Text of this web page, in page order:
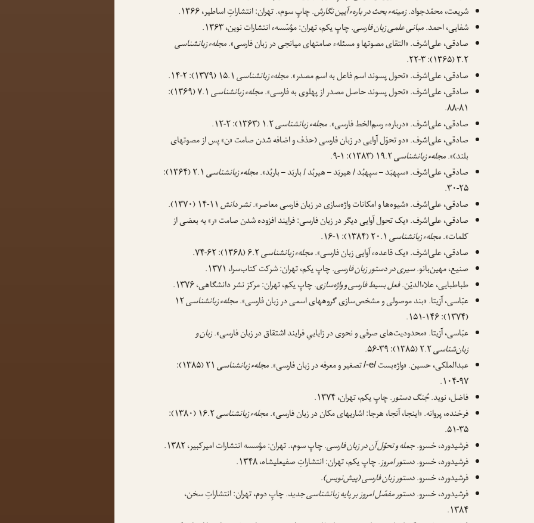
شریعت، محمّدجواد.زمینهء بحث در بارهء آیین نگارش. چاپِ سوم،. تهران: انتشاراتِ اساطیر، ۱۳۶۶.
شفایی، احمد.مبانی علمی زبان فارسی. چاپِ یکم، تهران: مؤسّسهء انتشارات نوین، ۱۳۶۳.
صادقی، علی‌اشرف. «التقای مصوتها و مسئلهء صامتهای میانجی در زبان فارسی».مجلهء زبانشناسی
۳.۲ (۱۳۶۵): ۳-۲۲.
صادقی، علی‌اشرف. «تحول پسوند اسم فاعل به اسم مصدر».مجلهء زبانشناسی
صادقی، علی‌اشرف. «تحول پسوند حاصل مصدر از پهلوی به فارسی».مجلهء زبانشناسی
۷.۱ (۱۳۶۹):
۸۱-۸۸.
صادقی، علی‌اشرف. «دربارهء رسم‌الخط فارسی».مجلهء زبانشناسی۱.۲ (۱۳۶۳): ۲-۱۲.
صادقی، علی‌اشرف. «دو تحوّل آوایی در زبان فارسی (حذف و اضافه شدن صامت «ن» پس از مصوتهای
بلند)».مجلهء زبانشناسی۱۹.۲ (۱۳۸۳): ۱-۹.
صادقی، علی‌اشرف. «سپهبَد – سپهبُد / هیربَد – هیربُد / باربَد – باربُد».مجلهء زبانشناسی
۲.۱ (۱۳۶۴):
۲۵-۳۰.
صادقی، علی‌اشرف. «شیوه‌ها و امکانات واژه‌سازی در زبان فارسی معاصر».نشر دانش
صادقی، علی‌اشرف. «یک تحول آوایی دیگر در زبان فارسی: فرایند افزوده شدن صامت «ر» به بعضی از
کلمات».مجلهء زبانشناسی
صادقی، علی‌اشرف. «یک قاعدهء آوایی زبان فارسی».مجلهء زبانشناسی۶.۲ (۱۳۶۸): ۶۲-۷۴.
صنیع، مهین‌بانو.سیری در دستور زبان فارسی. چاپِ یکم، تهران: شرکت کتاب‌سرا، ۱۳۷۱.
طباطبایی، علاءالدیّن.فعل بسیط فارسی و واژه‌سازی. چاپِ یکم، تهران: مرکز نشر دانشگاهی، ۱۳۷۶.
عبّاسی، آزیتا. «بند موصولی و مشخص‌سازی گروههای اسمی در زبان فارسی».مجلهء زبانشناسی۱۲
(۱۳۷۴): ۱۴۶-۱۵۱.
عبّاسی، آزیتا. «محدودیت‌های صرفی و نحوی در زایاییِ فرایند اشتقاق در زبان فارسی».زبان و
زبان‌شناسی۲.۲ (۱۳۸۵): ۳۹-۵۶.
عبدالملکی، حسین. «واژه‌بست/-e/تصغیر و معرفه در زبان فارسی».مجلهء زبانشناسی
۲۱ (۱۳۸۵):
۹۷-۱۰۴.
فاضل، نوید.جُنگ دستور. چاپِ یکم، تهران، ۱۳۷۴.
فرخنده، پروانه. «اینجا، آنجا، هرجا: اشاریهای مکان در زبان فارسی».مجلهء زبانشناسی
۱۶.۲ (۱۳۸۰):
۳۵-۵۱.
فرشیدورد، خسرو.جمله و تحوّل آن در زبان فارسی. چاپِ سوم،. تهران: مؤسسه انتشارات امیرکبیر، ۱۳۸۲.
فرشیدورد، خسرو.دستور امروز. چاپِ یکم، تهران: انتشاراتِ صفیعلیشاه، ۱۳۴۸.
فرشیدورد، خسرو.دستور زبان فارسی (پیش‌نویس).
فرشیدورد، خسرو.دستور مفصّل امروز بر پایه زبانشناسی جدید. چاپِ دوم، تهران: انتشاراتِ سخن،
۱۳۸۴.